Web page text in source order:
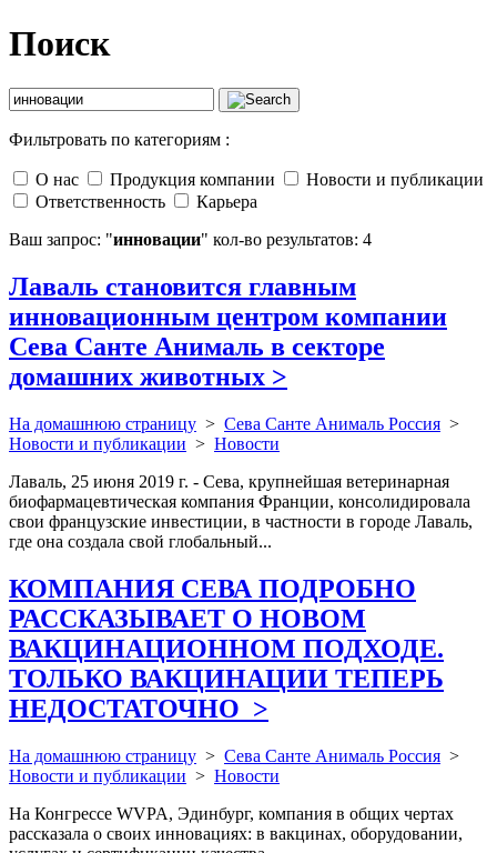
Поиск
Фильтровать по категориям :
О нас Продукция компании
Новости и публикации
Ответственность
Карьера
Ваш запрос: "инновации" кол-во результатов: 4
Лаваль становится главным
инновационным центром компании
Сева Санте Анималь в секторе
домашних животных >
На домашнюю страницу > Сева Санте Анималь Россия >
Новости и публикации > Новости
Лаваль, 25 июня 2019 г. - Сева, крупнейшая ветеринарная
биофармацевтическая компания Франции, консолидировала
свои французские инвестиции, в частности в городе Лаваль,
где она создала свой глобальный...
КОМПАНИЯ СЕВА ПОДРОБНО
РАССКАЗЫВАЕТ О НОВОМ
ВАКЦИНАЦИОННОМ ПОДХОДЕ.
ТОЛЬКО ВАКЦИНАЦИИ ТЕПЕРЬ
НЕДОСТАТОЧНО >
На домашнюю страницу > Сева Санте Анималь Россия >
Новости и публикации > Новости
На Конгрессе WVPA, Эдинбург, компания в общих чертах
рассказала о своих инновациях: в вакцинах, оборудовании,